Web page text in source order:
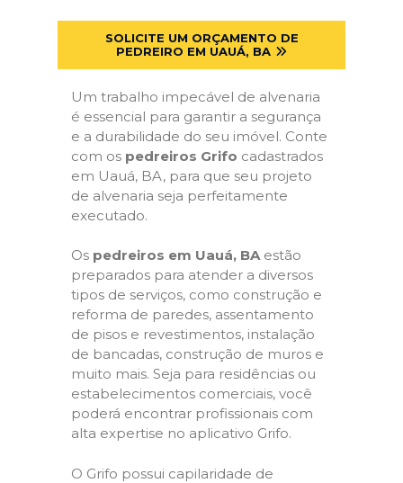
SOLICITE UM ORÇAMENTO DE
PEDREIRO EM UAUÁ, BA
Um trabalho impecável de alvenaria
é essencial para garantir a segurança
e a durabilidade do seu imóvel. Conte
com os pedreiros Grifo cadastrados
em Uauá, BA, para que seu projeto
de alvenaria seja perfeitamente
executado.
Os pedreiros em Uauá, BAestão
preparados para atender a diversos
tipos de serviços, como construção e
reforma de paredes, assentamento
de pisos e revestimentos, instalação
de bancadas, construção de muros e
muito mais. Seja para residências ou
estabelecimentos comerciais, você
poderá encontrar profissionais com
alta expertise no aplicativo Grifo.
O Grifo possui capilaridade de